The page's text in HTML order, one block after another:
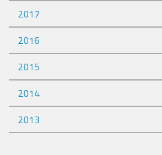
2017
2016
2015
2014
2013